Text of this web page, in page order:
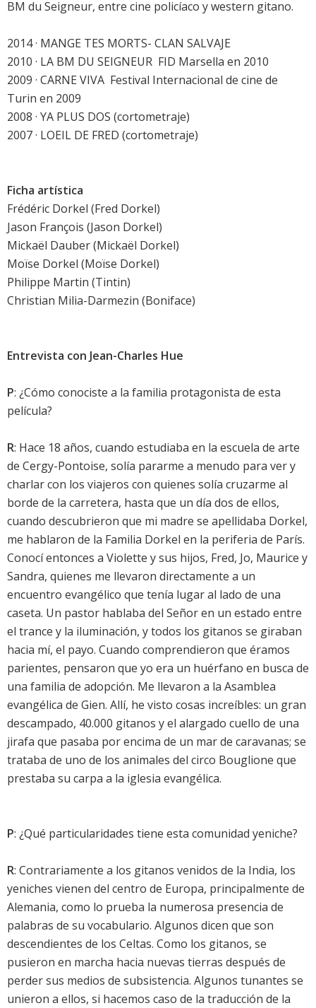
BM du Seigneur, entre cine policíaco y western gitano.
2014 · MANGE TES MORTS- CLAN SALVAJE
2010 · LA BM DU SEIGNEUR  FID Marsella en 2010
2009 · CARNE VIVA  Festival Internacional de cine de
Turin en 2009
2008 · YA PLUS DOS (cortometraje)
2007 · LOEIL DE FRED (cortometraje)
Ficha artística
Frédéric Dorkel (Fred Dorkel)
Jason François (Jason Dorkel)
Mickaël Dauber (Mickaël Dorkel)
Moïse Dorkel (Moïse Dorkel)
Philippe Martin (Tintin)
Christian Milia-Darmezin (Boniface)
Entrevista con Jean-Charles Hue
P: ¿Cómo conociste a la familia protagonista de esta
película?
R: Hace 18 años, cuando estudiaba en la escuela de arte
de Cergy-Pontoise, solía pararme a menudo para ver y
charlar con los viajeros con quienes solía cruzarme al
borde de la carretera, hasta que un día dos de ellos,
cuando descubrieron que mi madre se apellidaba Dorkel,
me hablaron de la Familia Dorkel en la periferia de París.
Conocí entonces a Violette y sus hijos, Fred, Jo, Maurice y
Sandra, quienes me llevaron directamente a un
encuentro evangélico que tenía lugar al lado de una
caseta. Un pastor hablaba del Señor en un estado entre
el trance y la iluminación, y todos los gitanos se giraban
hacia mí, el payo. Cuando comprendieron que éramos
parientes, pensaron que yo era un huérfano en busca de
una familia de adopción. Me llevaron a la Asamblea
evangélica de Gien. Allí, he visto cosas increíbles: un gran
descampado, 40.000 gitanos y el alargado cuello de una
jirafa que pasaba por encima de un mar de caravanas; se
trataba de uno de los animales del circo Bouglione que
prestaba su carpa a la iglesia evangélica.
P: ¿Qué particularidades tiene esta comunidad yeniche?
R: Contrariamente a los gitanos venidos de la India, los
yeniches vienen del centro de Europa, principalmente de
Alemania, como lo prueba la numerosa presencia de
palabras de su vocabulario. Algunos dicen que son
descendientes de los Celtas. Como los gitanos, se
pusieron en marcha hacia nuevas tierras después de
perder sus medios de subsistencia. Algunos tunantes se
unieron a ellos, si hacemos caso de la traducción de la